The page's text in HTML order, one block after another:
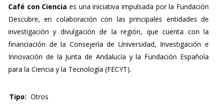
Café con Ciencia es una iniciativa impulsada por la Fundación
Descubre, en colaboración con las principales entidades de
investigación y divulgación de la región, que cuenta con la
financiación de la Consejería de Universidad, Investigación e
Innovación de la Junta de Andalucía y la Fundación Española
para la Ciencia y la Tecnología (FECYT).
Tipo: Otros